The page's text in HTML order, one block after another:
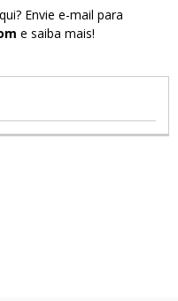
Envie e-mail para
e saiba mais!